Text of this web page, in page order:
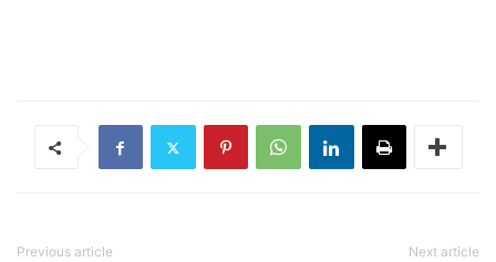
Previous article Next article